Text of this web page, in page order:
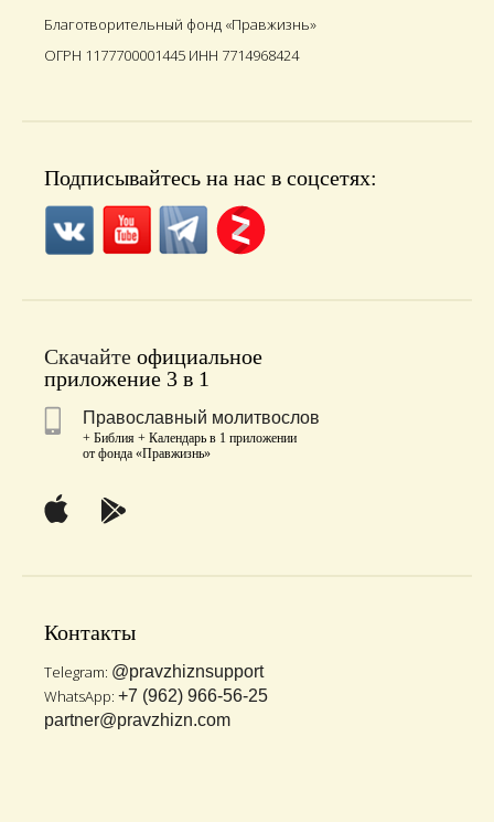
Благотворительный фонд «Правжизнь»
ОГРН 1177700001445 ИНН 7714968424
Подписывайтесь на нас в соцсетях:
Скачайте официальное
приложение 3 в 1
Православный молитвослов
+ Библия + Календарь в 1 приложении
от фонда «Правжизнь»
Контакты
Telegram: @pravzhiznsupport
WhatsApp: +7 (962) 966-56-25
partner@pravzhizn.com